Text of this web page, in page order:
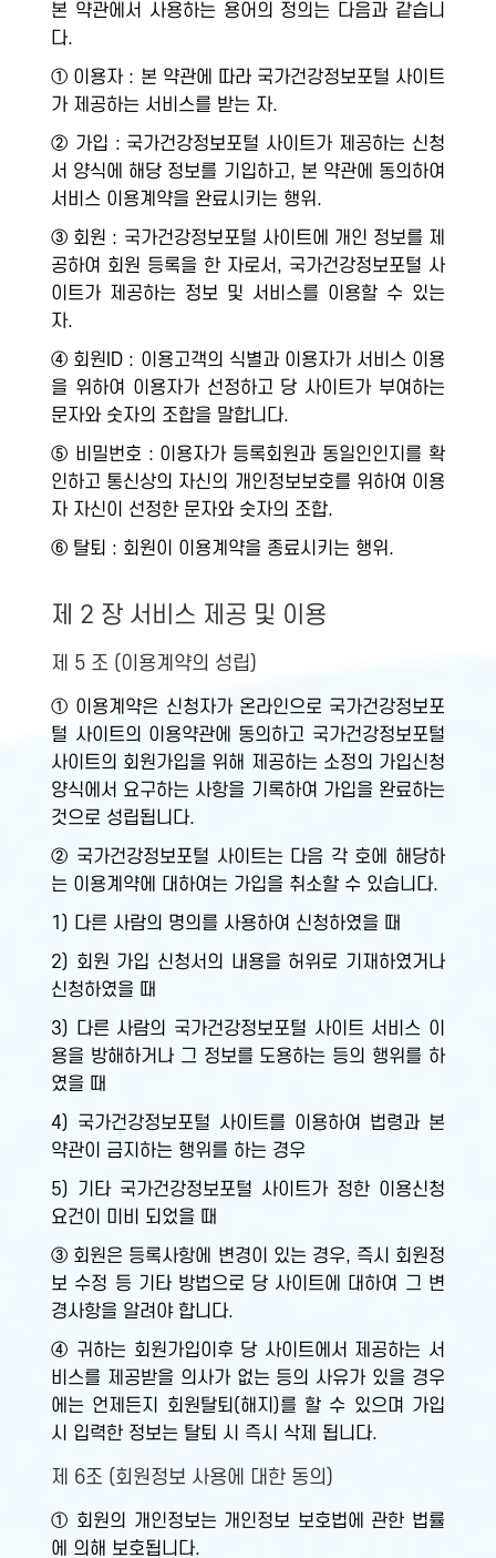
본 약관에서 사용하는 용어의 정의는 다음과 같습니
다.
① 이용자 : 본 약관에 따라 국가건강정보포털 사이트
가 제공하는 서비스를 받는 자.
② 가입 : 국가건강정보포털 사이트가 제공하는 신청
서 양식에 해당 정보를 기입하고, 본 약관에 동의하여
서비스 이용계약을 완료시키는 행위.
③ 회원 : 국가건강정보포털 사이트에 개인 정보를 제
공하여 회원 등록을 한 자로서, 국가건강정보포털 사
이트가 제공하는 정보 및 서비스를 이용할 수 있는
자.
④ 회원ID : 이용고객의 식별과 이용자가 서비스 이용
을 위하여 이용자가 선정하고 당 사이트가 부여하는
문자와 숫자의 조합을 말합니다.
⑤ 비밀번호 : 이용자가 등록회원과 동일인인지를 확
인하고 통신상의 자신의 개인정보보호를 위하여 이용
자 자신이 선정한 문자와 숫자의 조합.
⑥ 탈퇴 : 회원이 이용계약을 종료시키는 행위.
제 2 장 서비스 제공 및 이용
제 5 조 (이용계약의 성립)
① 이용계약은 신청자가 온라인으로 국가건강정보포
털 사이트의 이용약관에 동의하고 국가건강정보포털
사이트의 회원가입을 위해 제공하는 소정의 가입신청
양식에서 요구하는 사항을 기록하여 가입을 완료하는
것으로 성립됩니다.
② 국가건강정보포털 사이트는 다음 각 호에 해당하
는 이용계약에 대하여는 가입을 취소할 수 있습니다.
1) 다른 사람의 명의를 사용하여 신청하였을 때
2) 회원 가입 신청서의 내용을 허위로 기재하였거나
신청하였을 때
3) 다른 사람의 국가건강정보포털 사이트 서비스 이
용을 방해하거나 그 정보를 도용하는 등의 행위를 하
였을 때
4) 국가건강정보포털 사이트를 이용하여 법령과 본
약관이 금지하는 행위를 하는 경우
5) 기타 국가건강정보포털 사이트가 정한 이용신청
요건이 미비 되었을 때
③ 회원은 등록사항에 변경이 있는 경우, 즉시 회원정
보 수정 등 기타 방법으로 당 사이트에 대하여 그 변
경사항을 알려야 합니다.
④ 귀하는 회원가입이후 당 사이트에서 제공하는 서
비스를 제공받을 의사가 없는 등의 사유가 있을 경우
에는 언제든지 회원탈퇴(해지)를 할 수 있으며 가입
시 입력한 정보는 탈퇴 시 즉시 삭제 됩니다.
제 6조 (회원정보 사용에 대한 동의)
① 회원의 개인정보는 개인정보 보호법에 관한 법률
에 의해 보호됩니다.